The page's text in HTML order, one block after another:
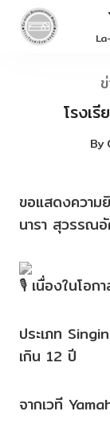
Skip
โรงเ
By
ขอแสดงความ
นารา สุวรรณอั
เนื่องในโอก
ประเภท
เกิน 12 ปี
จากเวที